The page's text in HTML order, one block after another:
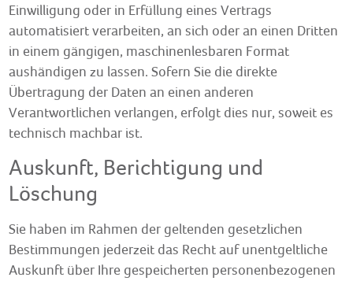
Einwilligung oder in Erfüllung eines Vertrags
automatisiert verarbeiten, an sich oder an einen Dritten
in einem gängigen, maschinenlesbaren Format
aushändigen zu lassen. Sofern Sie die direkte
Übertragung der Daten an einen anderen
Verantwortlichen verlangen, erfolgt dies nur, soweit es
technisch machbar ist.
Auskunft, Berichtigung und
Löschung
Sie haben im Rahmen der geltenden gesetzlichen
Bestimmungen jederzeit das Recht auf unentgeltliche
Auskunft über Ihre gespeicherten personenbezogenen